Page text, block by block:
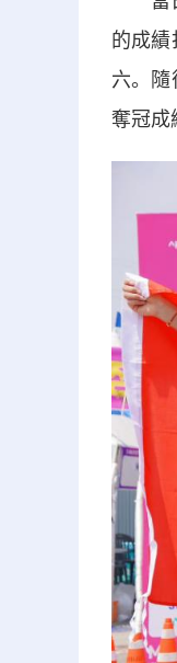
的成
六。隨
奪冠成